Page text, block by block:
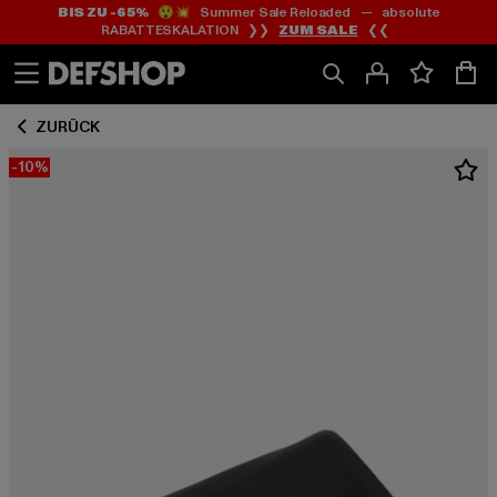
Zum
Inhalt
springen
Zum
Fußzeile
springen
BIS ZU -65%😲💥 Summer Sale Reloaded — absolute
RABATTESKALATION ❯❯ ZUM SALE ❮❮
ZURÜCK
-10%